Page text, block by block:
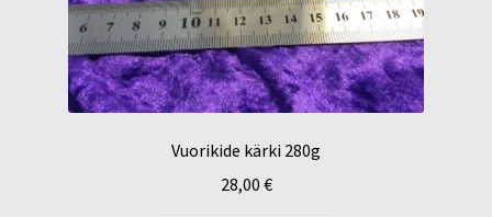
Vuorikide kärki 280g
28,00 €